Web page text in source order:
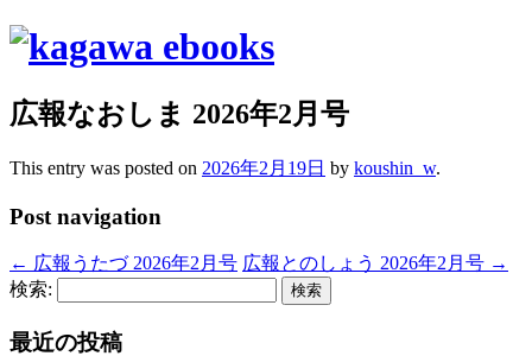
広報なおしま 2026年2月号
This entry was posted on 2026年2月19日 by koushin_w.
Post navigation
← 広報うたづ 2026年2月号 広報とのしょう 2026年2月号 →
検索:
最近の投稿